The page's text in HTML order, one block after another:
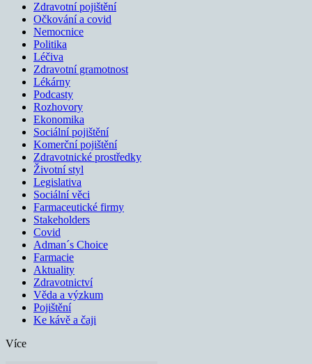
Zdravotní pojištění
Očkování a covid
Nemocnice
Politika
Léčiva
Zdravotní gramotnost
Lékárny
Podcasty
Rozhovory
Ekonomika
Sociální pojištění
Komerční pojištění
Zdravotnické prostředky
Životní styl
Legislativa
Sociální věci
Farmaceutické firmy
Stakeholders
Covid
Adman´s Choice
Farmacie
Aktuality
Zdravotnictví
Věda a výzkum
Pojištění
Ke kávě a čaji
Více